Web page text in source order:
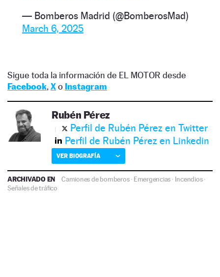
— Bomberos Madrid (@BomberosMad)
March 6, 2025
Sigue toda la información de EL MOTOR desde
Facebook, Xo Instagram
Rubén Pérez
Perfil de Rubén Pérez en Twitter
Perfil de Rubén Pérez en Linkedin
VER BIOGRAFÍA
ARCHIVADO EN Camiones de bomberos· Emergencias · Incendios·
Señales de tráfico